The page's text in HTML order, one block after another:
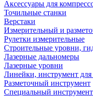
Аксессуары для
Точильные станки
Верстаки
Измерительный и
Рулетки измерительные
Строительные уровни,
Лазерные дальномеры
Лазерные уровни
Линейки, инструмент для
Разметочный инструмент
Специальный инструмент